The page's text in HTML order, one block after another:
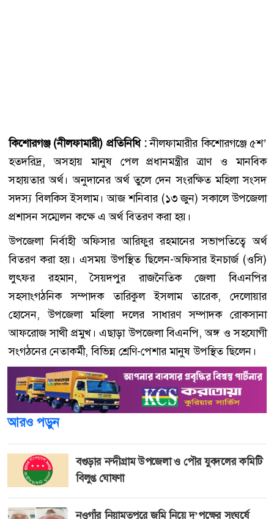
কিশোরগঞ্জ (নীলফামারী) প্রতিনিধি :নীলফামারীর কিশোরগঞ্জে ৫শ’
হতদরিদ্র, অসহায় মানুষ পেল প্রধানমন্ত্রীর ত্রাণ ও মানবিক
সহায়তার অর্থ। অনুদানের অর্থ তুলে দেন সংরক্ষিত মহিলা সংসদ
সদস্য বিলকিস ইসলাম। আজ শনিবার (১৩ জুন) সকালে উপজেলা
প্রশাসন সম্মেলন কক্ষে এ অর্থ বিতরণ করা হয়।
উপজেলা নির্বাহী অফিসার আরিফুর রহমানের সভাপতিত্বে অর্থ
বিতরণ করা হয়। এসময় উপস্থিত ছিলেন-অফিসার ইনচার্জ (ওসি)
লুৎফর রহমান, সৈয়দপুর রাজনৈতিক জেলা বিএনপির
সহসাংগঠনিক সম্পাদক তারিকুল ইসলাম তারেক, দেলোয়ার
হোসেন, উপজেলা মহিলা দলের সাধারণ সম্পাদক রোকসানা
আফরোজ সাথী প্রমুখ। এছাড়া উপজেলা বিএনপি, অঙ্গ ও সহযোগী
সংগঠনের নেতাকর্মী, বিভিন্ন শ্রেণি-পেশার মানুষ উপস্থিত ছিলেন।
আরও পড়ুন
বগুড়ার নন্দীগ্রাম উপজেলা ও পৌর যুবদলের কমিটি
বিলুপ্ত ঘোষণা
নওগাঁর নিয়ামতপুরে জমি নিয়ে দু’পক্ষের সংঘর্ষে